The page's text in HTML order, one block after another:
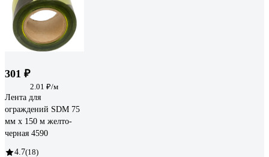
301 ₽
2.01 ₽/м
Лента для
ограждений SDM 75
мм х 150 м желто-
черная 4590
4.7(18)